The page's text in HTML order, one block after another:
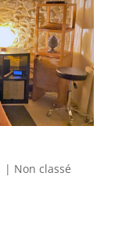
| Non classé